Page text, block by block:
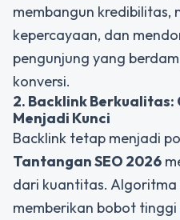
membangun kredibilitas,
kepercayaan, dan
pengunjung yang
konversi.
2. Backlink
Menjadi Kunci
Backlink tetap menjadi
Tantangan SEO 2026
dari kuantitas. Algoritma
memberikan bobot